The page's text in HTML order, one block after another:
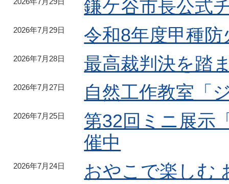
鎌ケ谷市長公式
2026年7月29日 令和8年度甲種
2026年7月28日 最高裁判決を踏
2026年7月27日 自然工作教室「
2026年7月25日
第32回ミニ展示
催中
2026年7月24日 おやこで楽しむ